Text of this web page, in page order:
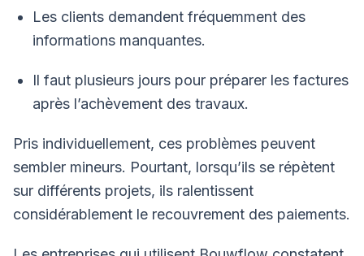
Les clients demandent fréquemment des
informations manquantes.
Il faut plusieurs jours pour préparer les factures
après l’achèvement des travaux.
Pris individuellement, ces problèmes peuvent
sembler mineurs. Pourtant, lorsqu’ils se répètent
sur différents projets, ils ralentissent
considérablement le recouvrement des paiements.